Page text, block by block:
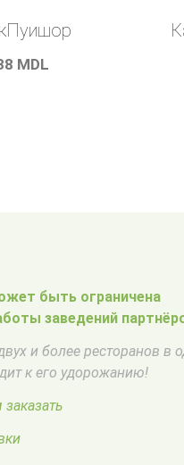
MDL
быть ограничена
заведений
и более ресторанов в
к его удорожанию!